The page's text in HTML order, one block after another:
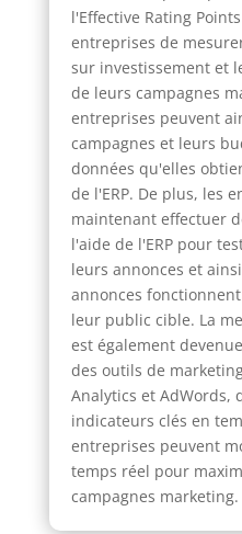
l'Effective Rating
entreprises de
sur investissement et
de leurs campagnes
entreprises peuvent
campagnes et leurs
données qu'elles
de l'ERP. De plus, les
maintenant effectuer
l'aide de l'ERP pour
leurs annonces et
annonces
leur public cible. La
est également
des outils de
Analytics et AdWords,
indicateurs clés en
entreprises peuvent
temps réel pour
campagnes marketing.